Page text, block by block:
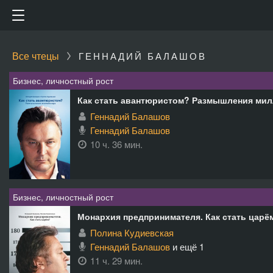
Все чтецы ГЕННАДИЙ БАЛАШОВ
Бизнес, личностный рост
Как стать авантюристом? Размышления
Геннадий Балашов
Геннадий Балашов
10 ч. 36 мин.
Бизнес, личностный рост
Монархия предпринимателя. Как стать
Полина Кудиевская
Геннадий Балашов и ещё 1
11 ч. 29 мин.